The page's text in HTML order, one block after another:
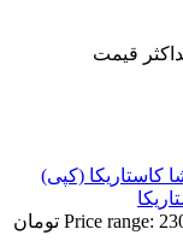
قيمت
کاستاریکا (کپی)
Price range: 230,600 تومان